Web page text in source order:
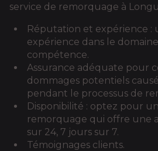
service de remorquage à
Réputation et expérience :
expérience dans le
compétence.
Assurance adéquate pour
dommages potentiels
pendant le processus de
Disponibilité : optez pour
remorquage qui offre une
sur 24, 7 jours sur 7.
Témoignages clients.